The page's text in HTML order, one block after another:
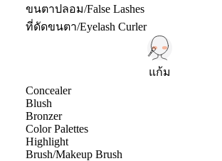
ขนตาปลอม/False Lashes
ที่ดัดขนตา/Eyelash Curler
แก้ม
Concealer
Blush
Bronzer
Color Palettes
Highlight
Brush/Makeup Brush